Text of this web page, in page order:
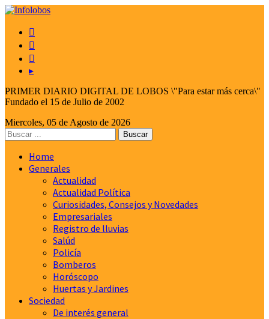



▸
PRIMER DIARIO DIGITAL DE LOBOS \"Para estar más cerca\"
Fundado el 15 de Julio de 2002
Miercoles, 05 de Agosto de 2026
Home
Generales
Actualidad
Actualidad Política
Curiosidades, Consejos y Novedades
Empresariales
Registro de lluvias
Salúd
Policía
Bomberos
Horóscopo
Huertas y Jardines
Sociedad
De interés general